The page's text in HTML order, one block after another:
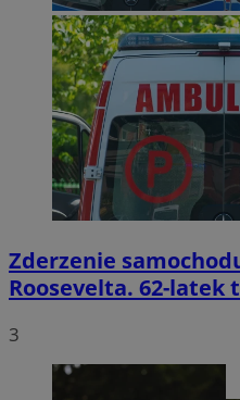
Zderzenie
Roosevelta. 62-latek
3